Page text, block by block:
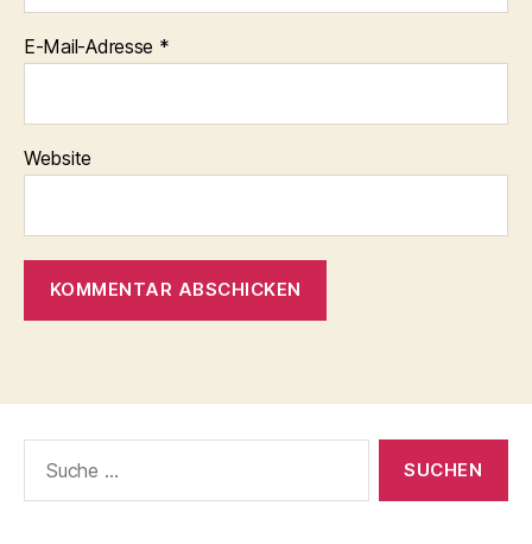
E-Mail-Adresse *
Website
nach: